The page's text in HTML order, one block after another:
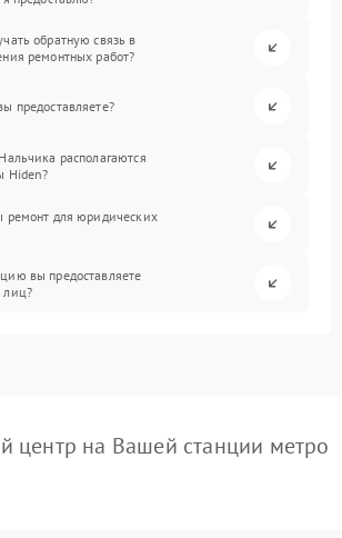
обратную связь в
ремонтных работ?
предоставляете?
располагаются
Hiden?
ремонт для юридических
вы предоставляете
лиц?
центр на Вашей станции метро